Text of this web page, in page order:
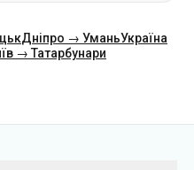
Дніпро → УманьУкраїна
→ Татарбунари